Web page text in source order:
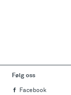
Følg oss
Facebook